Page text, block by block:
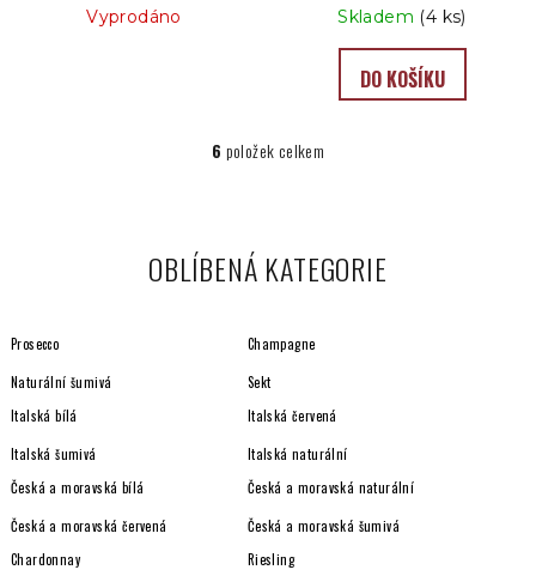
Vyprodáno Skladem (4 ks)
DO KOŠÍKU
O
d
í
p
r
k
y
v
ý
p
6 položek celkem
OBLÍBENÁ KATEGORIE
Prosecco Champagne
Naturální šumivá
Sekt
Italská bílá
Italská červená
Italská šumivá
Italská naturální
Česká a moravská bílá
Česká a moravská naturální
Česká a moravská červená
Česká a moravská šumivá
Chardonnay
Riesling